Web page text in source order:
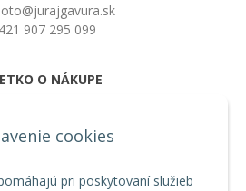
cookies
pri poskytovaní služieb
907 295 099
O NÁKUPE
platby a doprava
cookies